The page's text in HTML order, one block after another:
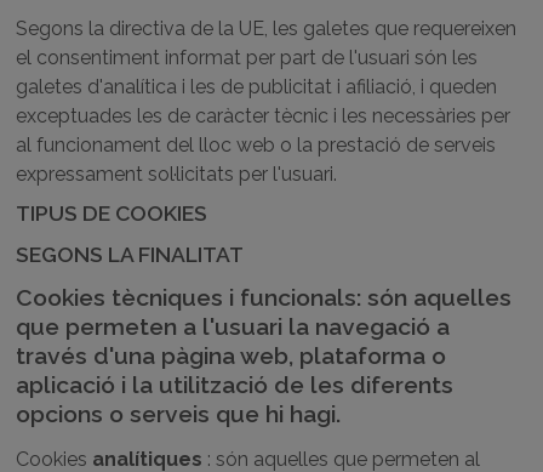
Segons la directiva de la UE, les galetes que requereixen
el consentiment informat per part de l'usuari són les
galetes d'analítica i les de publicitat i afiliació, i queden
exceptuades les de caràcter tècnic i les necessàries per
al funcionament del lloc web o la prestació de serveis
expressament sol·licitats per l'usuari.
TIPUS DE COOKIES
SEGONS LA FINALITAT
Cookies tècniques i funcionals: són aquelles
que permeten a l'usuari la navegació a
través d'una pàgina web, plataforma o
aplicació i la utilització de les diferents
opcions o serveis que hi hagi.
Cookies analítiques : són aquelles que permeten al